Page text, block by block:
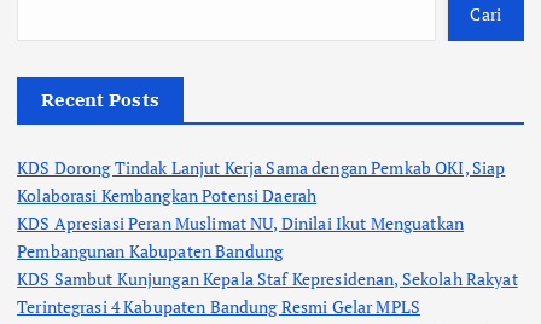
Cari
Recent Posts
KDS Dorong Tindak Lanjut Kerja Sama dengan Pemkab OKI, Siap
Kolaborasi Kembangkan Potensi Daerah
KDS Apresiasi Peran Muslimat NU, Dinilai Ikut Menguatkan
Pembangunan Kabupaten Bandung
KDS Sambut Kunjungan Kepala Staf Kepresidenan, Sekolah Rakyat
Terintegrasi 4 Kabupaten Bandung Resmi Gelar MPLS